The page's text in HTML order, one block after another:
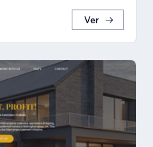
Ver